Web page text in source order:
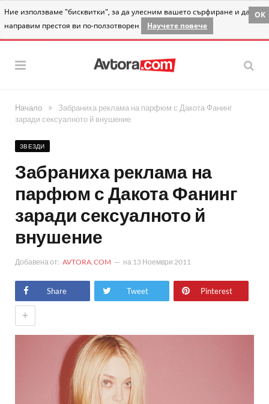
Ние използваме "бисквитки", за да улесним вашето сърфиране и да
направим престоя ви по-ползотворен
Научете повече
OK
Начало »
Забраниха реклама на парфюм с Дакота Фанинг
заради сексуалното й внушение
ЗВЕЗДИ
Забраниха реклама на
парфюм с Дакота Фанинг
заради сексуалното й
внушение
Добавена от: AVTORA.COM на 13 Ноември 2011
Share Tweet Pinterest
+